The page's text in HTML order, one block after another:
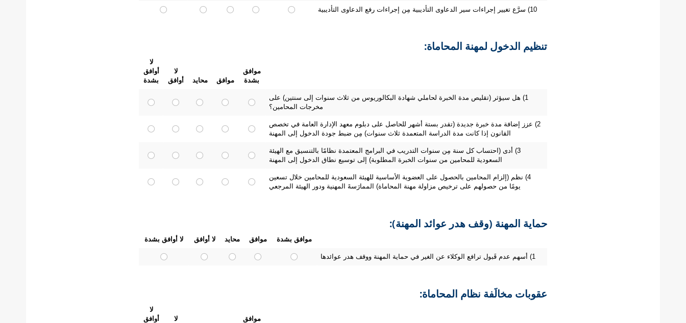
10) سرَّع تغيير إجراءات سير الدعاوى التأديبية مِن إجراءات رفع الدعاوى التأديبية
تنظيم الدخول لمهنة المحاماة:
موافق
بشدة
موافق محايد
لا
أوافق
لا
أوافق
بشدة
1) هل سيؤثر (تقليص مدة الخبرة لحاملي شهادة البكالوريوس من ثلاث سنوات إلى سنتين) على
مخرجات المحامين؟
2) عزز إضافة مدة خبرة جديدة (تقدر بستة أشهر للحاصل على دبلوم معهد الإدارة العامة في تخصص
القانون إذا كانت مدة الدراسة المتعمدة ثلاث سنوات) مِن ضبط جودة الدخول إلى المهنة
3) أدى (احتساب كل سنة مِن سنوات التدريب في البرامج المعتمدة نظامًا بالتنسيق مع الهيئة
السعودية للمحامين من سنوات الخبرة المطلوبة) إلى توسيع نطاق الدخول إلى المهنة
4) نظم (إلزام المحامين بالحصول على العضوية الأساسية للهيئة السعودية للمحامين خلال تسعين
يومًا من حصولهم على ترخيص مزاولة مهنة المحاماة) الممارَسةَ المهنية ودور الهيئة المرجعي
حماية المهنة (وقف هدر عوائد المهنة):
موافق بشدة موافق محايد لا أوافق لا أوافق بشدة
1) أسهم عدم قَبول ترافع الوكلاء عن الغير في حماية المهنة ووقف هدر عوائدها
عقوبات مخالَفة نظام المحاماة:
موافق
لا
لا
أوافق